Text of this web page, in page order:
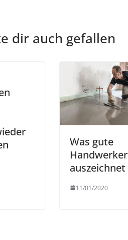
dir auch gefallen
Was gute
Handwerker
auszeichnet
11/01/2020